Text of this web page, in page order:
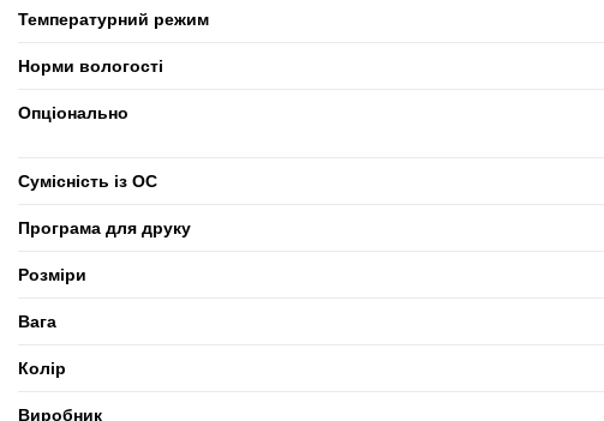
Температурний режим
Норми вологості
Опціонально
Сумісність із ОС
Програма для друку
Розміри
Вага
Колір
Виробник